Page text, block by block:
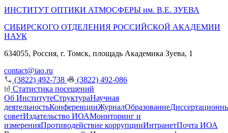
ИНСТИТУТ ОПТИКИ АТМОСФЕРЫ им. В.Е. ЗУЕВА
СИБИРСКОГО ОТДЕЛЕНИЯ РОССИЙСКОЙ АКАДЕМИИ
НАУК
634055, Россия, г. Томск, площадь Академика Зуева, 1
contact@iao.ru
(3822) 492-738
(3822) 492-086
Статистика посещений
Об ИнститутеСтруктураНаучная
деятельностьКонференцииЖурналОбразование
советИздательство ИОАМониторинг и
измеренияПротиводействие коррупцииИнтранетПочта ИОА